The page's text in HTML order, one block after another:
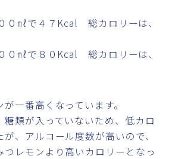
㎖で４７Kcal 総カロリーは、
０㎖で８０Kcal 総カロリーは、
一番高くなっています。
糖類が入っていないため、低カロ
、アルコール度数が高いので、
つレモンより高いカロリーとなっ